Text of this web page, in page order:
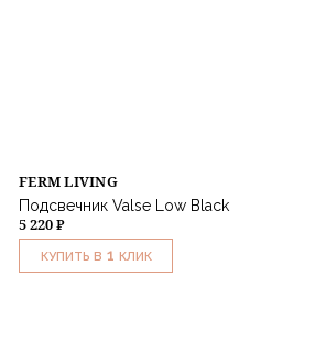
FERM LIVING
Подсвечник Valse Low Black
5 220 ₽
КУПИТЬ В 1 КЛИК